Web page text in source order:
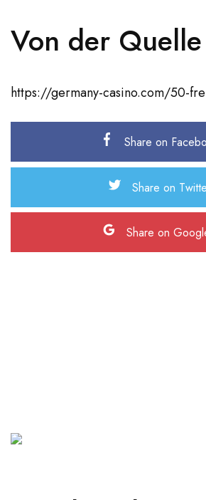
Von der Quelle
https://germany-casino.com/50-
Share on
Share on
Share on